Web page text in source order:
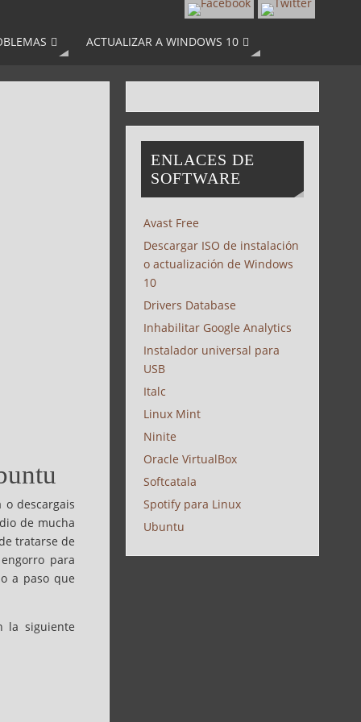
ACTUALIZAR A WINDOWS 10
descargais
de mucha
tratarse de
para
a paso que
la siguiente
ENLACES DE
SOFTWARE
Avast Free
Descargar ISO de instalación
o actualización de Windows
10
Drivers Database
Inhabilitar Google Analytics
Instalador universal para
USB
Italc
Linux Mint
Ninite
Oracle VirtualBox
Softcatala
Spotify para Linux
Ubuntu